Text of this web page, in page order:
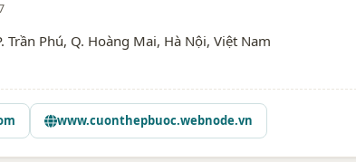
Trần Phú, Q. Hoàng Mai, Hà Nội, Việt Nam
www.cuonthepbuoc.webnode.vn